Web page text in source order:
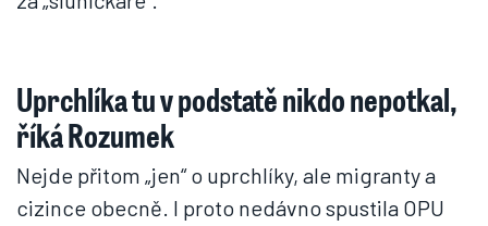
Uprchlíka tu v podstatě nikdo nepotkal,
říká Rozumek
Nejde přitom „jen“ o uprchlíky, ale migranty a
cizince obecně. I proto nedávno spustila OPU